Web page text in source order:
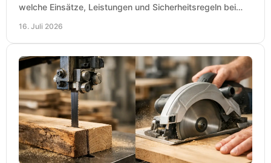
welche Einsätze, Leistungen und Sicherheitsregeln bei
16. Juli 2026